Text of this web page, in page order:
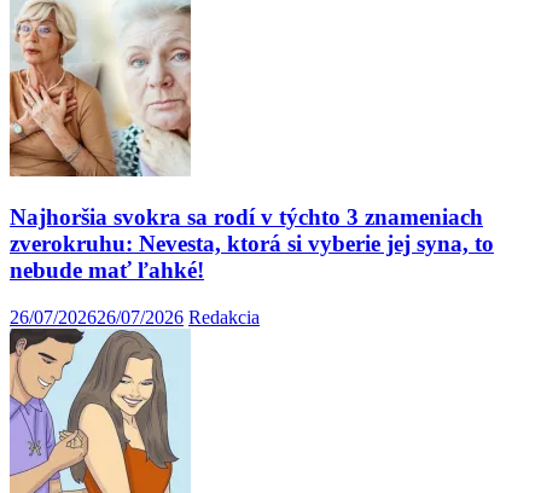
Najhoršia svokra sa rodí v týchto 3 znameniach
zverokruhu: Nevesta, ktorá si vyberie jej syna, to
nebude mať ľahké!
26/07/202626/07/2026 Redakcia